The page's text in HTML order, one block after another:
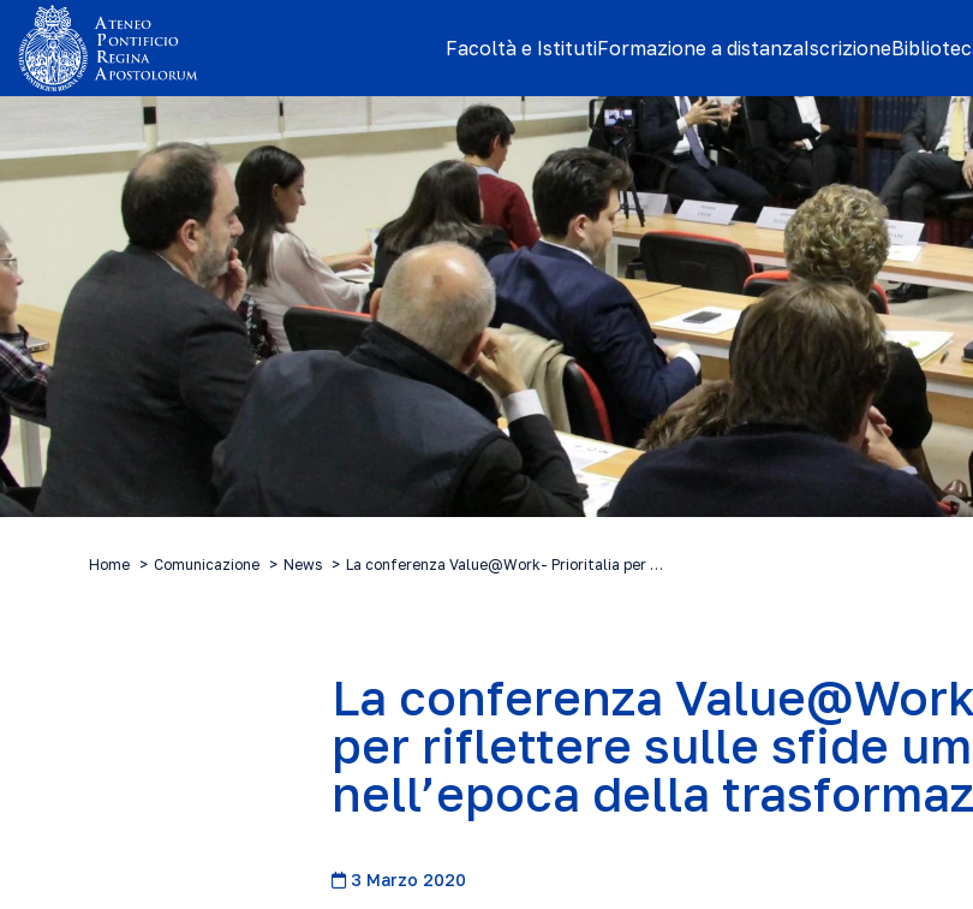
Facoltà e IstitutiFormazione a distanzaIscrizione
Home Comunicazione News La conferenza Value@Work- Prioritalia per …
La conferenza
per riflettere sulle sfide
nell’epoca della
3 Marzo 2020